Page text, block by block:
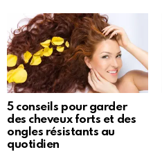
5 conseils pour garder
des cheveux forts et des
ongles résistants au
quotidien